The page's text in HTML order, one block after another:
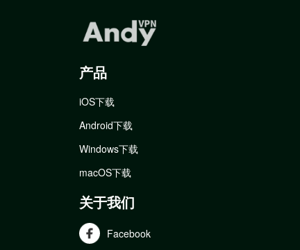
产品
iOS下载
Android下载
Windows下载
macOS下载
关于我们
Facebook